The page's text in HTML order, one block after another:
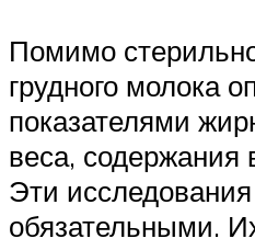
Помимо
грудного молока
показателями
веса, содержания
Эти
обязательными.